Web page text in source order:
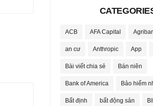
ACB AFA Capital
an cư Anthropic App
Bài viết chia sẻ Bán niên
Bank of America Bảo hiểm
Bất định bất động sản